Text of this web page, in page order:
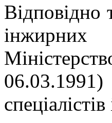
Відповідно
06.03.1991)